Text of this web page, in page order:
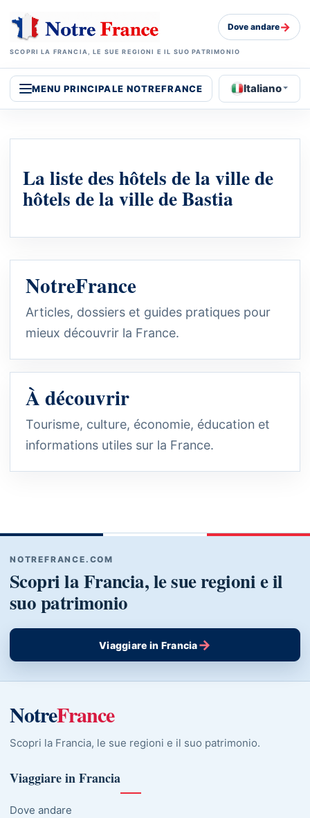
SCOPRI LA FRANCIA, LE SUE REGIONI E IL SUO PATRIMONIO
Dove andare→
MENU PRINCIPALE NOTREFRANCE Italiano
La liste des hôtels de la ville de
hôtels de la ville de Bastia
NotreFrance
Articles, dossiers et guides pratiques pour
mieux découvrir la France.
À découvrir
Tourisme, culture, économie, éducation et
informations utiles sur la France.
NOTREFRANCE.COM
Scopri la Francia, le sue regioni e il
suo patrimonio
Viaggiare in Francia→
NotreFrance
Scopri la Francia, le sue regioni e il suo patrimonio.
Viaggiare in Francia
Dove andare